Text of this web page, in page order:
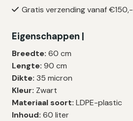
Liter
LDPE
|
T50
|
60×90
cm
–
Gratis verzending vanaf €150,-
Eigenschappen |
Breedte: 60 cm
Lengte: 90 cm
Dikte: 35 micron
Kleur: Zwart
Materiaal soort: LDPE-plastic
Inhoud: 60 liter